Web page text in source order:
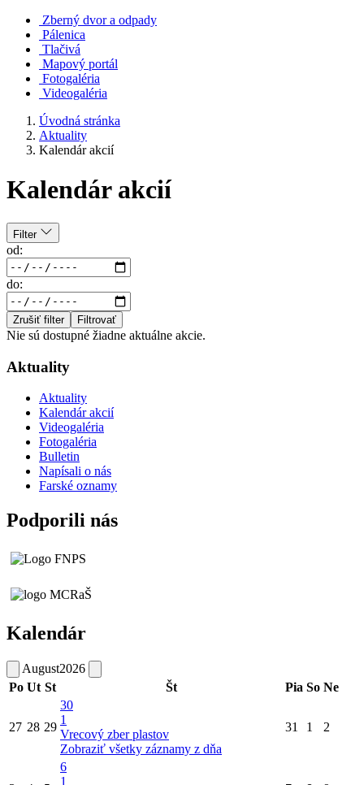
Zberný dvor a odpady
Pálenica
Tlačivá
Mapový portál
Fotogaléria
Videogaléria
Úvodná stránka
Aktuality
Kalendár akcií
Kalendár akcií
Filter
od:
do:
Zrušiť filter Filtrovať
Nie sú dostupné žiadne aktuálne akcie.
Aktuality
Aktuality
Kalendár akcií
Videogaléria
Fotogaléria
Bulletin
Napísali o nás
Farské oznamy
Podporili nás
Kalendár
August2026
Po Ut St Št Pia So Ne
27 28 29
30
1
Vrecový zber plastov
Zobraziť všetky záznamy z dňa
31 1 2
6
1